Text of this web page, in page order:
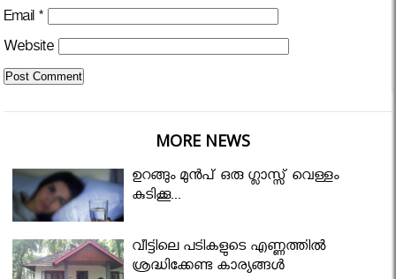
Email *
Website
MORE NEWS
ഉറങ്ങും മുന്‍പ് ഒരു ഗ്ലാസ്സ് വെള്ളം
കുടിക്കൂ...
വീട്ടിലെ പടികളുടെ എണ്ണത്തിൽ
ശ്രദ്ധിക്കേണ്ട കാര്യങ്ങൾ